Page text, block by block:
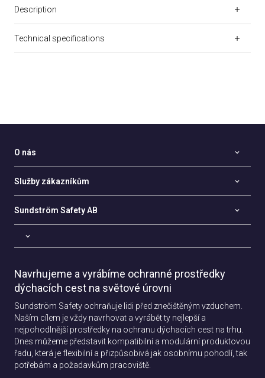
Description
Technical specifications
O nás
Služby zákazníkům
Sundström Safety AB
Navrhujeme a vyrábíme ochranné prostředky
dýchacích cest na světové úrovni
Sundström Safety ochraňuje lidi před znečištěným vzduchem.
Naším cílem je vždy navrhovat a vyrábět ty nejlepší a
nejpohodlnější prostředky na ochranu dýchacích cest na trhu.
Dnes můžeme představit kompatibilní a modulární produktovou
řadu, která je flexibilní a přizpůsobivá jak osobnímu pohodlí, tak
potřebám a požadavkům pracoviště.